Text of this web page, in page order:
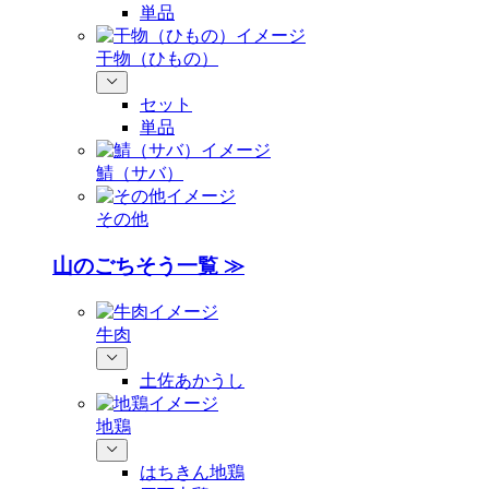
単品
干物（ひもの）
セット
単品
鯖（サバ）
その他
山のごちそう一覧 ≫
牛肉
土佐あかうし
地鶏
はちきん地鶏